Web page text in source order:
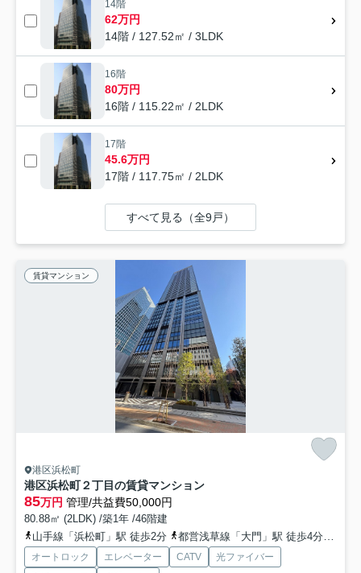
14階
62万円
14階 / 127.52㎡ / 3LDK
16階
80万円
16階 / 115.22㎡ / 2LDK
17階
45.6万円
17階 / 117.75㎡ / 2LDK
すべて見る（全9戸）
賃貸マンション
港区浜松町
港区浜松町２丁目の賃貸マンション
85万円 管理/共益費50,000円
80.88㎡ (2LDK) /築1年 /46階建
山手線「浜松町」駅 徒歩2分
都営浅草線「大門」駅 徒歩4分
オートロック エレベーター CATV
光ファイバー